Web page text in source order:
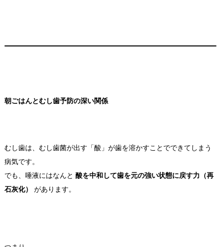
朝ごはんとむし歯予防の深い関係
むし歯は、むし歯菌が出す「酸」が歯を溶かすことでできてしまう
病気です。
でも、唾液にはなんと 酸を中和して歯を元の強い状態に戻す力（再
石灰化）
があります。